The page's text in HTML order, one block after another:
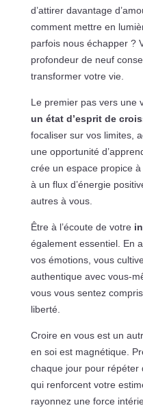
d’attirer davantage
comment mettre en
parfois nous échapper ?
profondeur de neuf
transformer votre vie.
Le premier pas vers une
un état d’esprit de
focaliser sur vos limites,
une opportunité
crée un espace propice
à un flux d’énergie
autres à vous.
Être à l’écoute de votre
également essentiel. En
vos émotions, vous
authentique avec vous-
vous vous sentez
liberté.
Croire en vous est un
en soi est magnétique.
chaque jour pour répéter
qui renforcent votre
rayonnez une force